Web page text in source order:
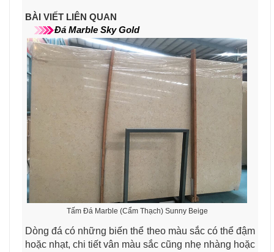
BÀI VIẾT LIÊN QUAN
Đá Marble Sky Gold
Tấm Đá Marble (Cẩm Thạch) Sunny Beige
Dòng đá có những biến thể theo màu sắc có thể đậm
hoặc nhạt, chi tiết vân màu sắc cũng nhẹ nhàng hoặc